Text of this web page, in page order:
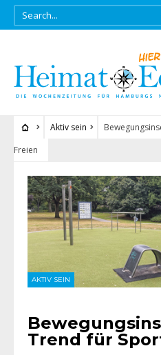
Aktiv sein
Freien
AKTIV SEIN
Trend für